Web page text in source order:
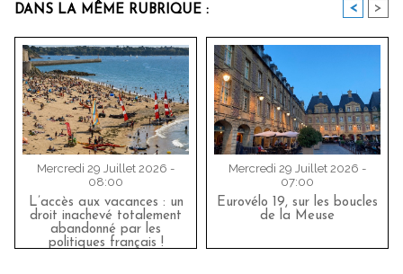
DANS LA MÊME RUBRIQUE : < >
Mercredi 29 Juillet 2026 -
08:00
L’accès aux vacances : un
droit inachevé totalement
abandonné par les
politiques français !
Mercredi 29 Juillet 2026 -
07:00
Eurovélo 19, sur les boucles
de la Meuse